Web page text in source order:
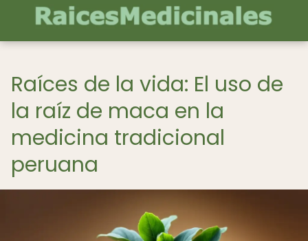
Raíces de la vida: El uso de
la raíz de maca en la
medicina tradicional
peruana